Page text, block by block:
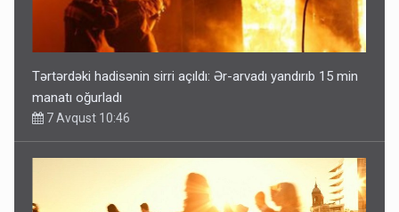
Tərtərdəki hadisənin sirri açıldı: Ər-arvadı yandırıb 15 min
manatı oğurladı
7 Avqust 10:46